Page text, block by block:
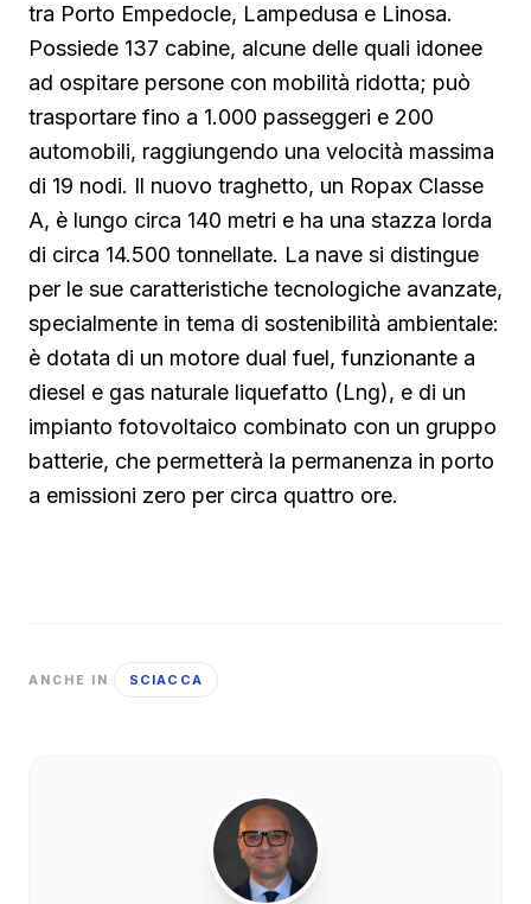
tra Porto Empedocle, Lampedusa e Linosa.
Possiede 137 cabine, alcune delle quali idonee
ad ospitare persone con mobilità ridotta; può
trasportare fino a 1.000 passeggeri e 200
automobili, raggiungendo una velocità massima
di 19 nodi. Il nuovo traghetto, un Ropax Classe
A, è lungo circa 140 metri e ha una stazza lorda
di circa 14.500 tonnellate. La nave si distingue
per le sue caratteristiche tecnologiche avanzate,
specialmente in tema di sostenibilità ambientale:
è dotata di un motore dual fuel, funzionante a
diesel e gas naturale liquefatto (Lng), e di un
impianto fotovoltaico combinato con un gruppo
batterie, che permetterà la permanenza in porto
a emissioni zero per circa quattro ore.
ANCHE IN SCIACCA